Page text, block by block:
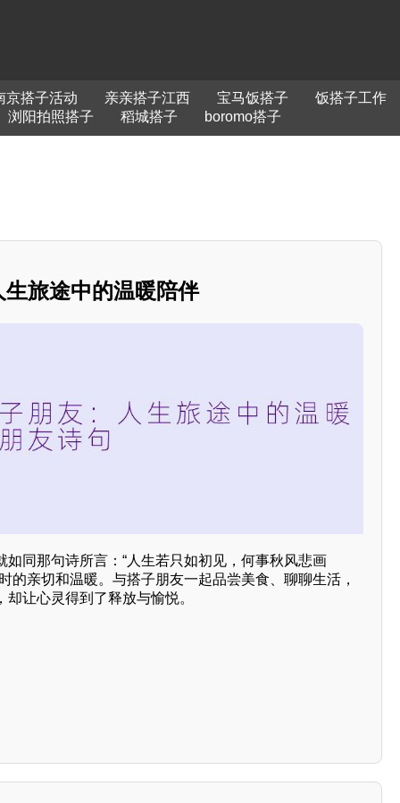
京搭子活动 亲亲搭子江西 宝马饭搭子
饭搭子工作
浏阳拍照搭子
稻城搭子 boromo搭子
旅途中的温暖陪伴
如同那句诗所言：“人生若只如初见，何事秋风悲画
的亲切和温暖。与搭子朋友一起品尝美食、聊聊生活，
让心灵得到了释放与愉悦。